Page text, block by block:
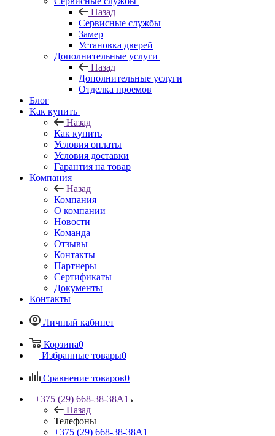
Назад
Сервисные службы
Замер
Установка дверей
Дополнительные услуги
Назад
Дополнительные услуги
Отделка проемов
Блог
Как купить
Назад
Как купить
Условия оплаты
Условия доставки
Гарантия на товар
Компания
Назад
Компания
О компании
Новости
Команда
Отзывы
Контакты
Партнеры
Сертификаты
Документы
Контакты
Личный кабинет
Корзина0
Избранные товары0
Сравнение товаров0
+375 (29) 668-38-38A1
Назад
Телефоны
+375 (29) 668-38-38A1